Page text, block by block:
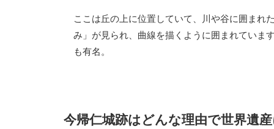
ここは丘の上に位置していて、川や谷に囲まれ
み」が見られ、曲線を描くように囲まれていま
も有名。
今帰仁城跡はどんな理由で世界遺